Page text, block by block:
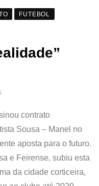
FUTEBOL
contrato
Sousa – Manel no
aposta para o futuro.
e Feirense, subiu esta
da cidade corticeira,